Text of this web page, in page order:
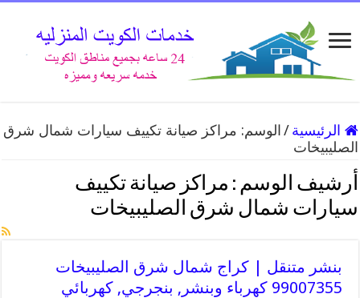
الرئيسية / الوسم: مراكز صيانة تكييف سيارات شمال شرق
الصليبيخات
أرشيف الوسم : مراكز صيانة تكييف
سيارات شمال شرق الصليبيخات
بنشر متنقل | كراج شمال شرق الصليبيخات
99007355 كهرباء وبنشر, بنجرجي, كهربائي